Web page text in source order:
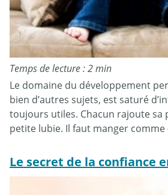
Temps de lecture : 2 min
Le domaine du développement
bien d’autres sujets, est saturé
toujours utiles. Chacun rajoute sa
petite lubie. Il faut manger
Le secret de la confiance